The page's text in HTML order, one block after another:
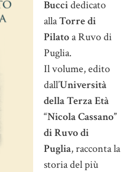
Buccidedicato
allaTorre di
Pilatoa Ruvo di
Puglia.
Il volume, edito
dall’Università
della Terza Età
“Nicola Cassano”
di Ruvo di
Puglia, racconta la
storia del più